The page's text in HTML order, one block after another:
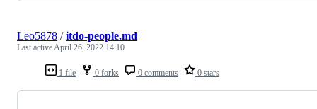
1 file 0 forks 0 comments 0 stars
Leo5878 /itdo-people.md
Last activeApril 26, 2022 14:10